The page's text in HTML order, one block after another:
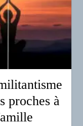
proches à